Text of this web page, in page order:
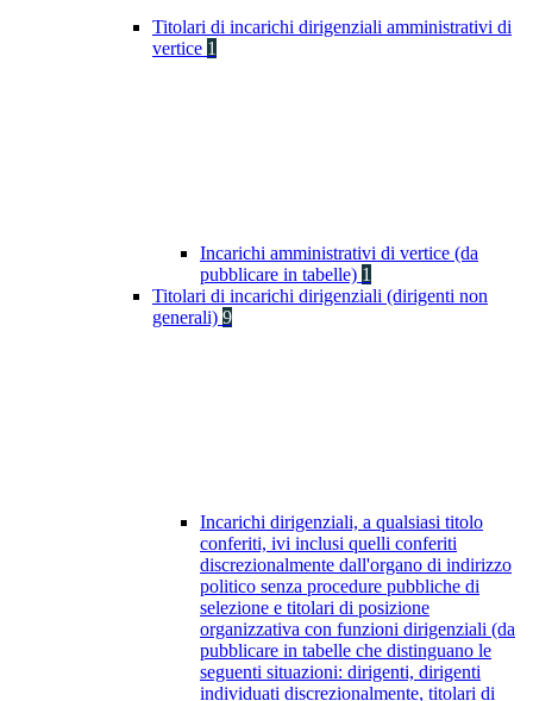
Titolari di incarichi dirigenziali amministrativi di
vertice 1
Incarichi amministrativi di vertice (da
pubblicare in tabelle) 1
Titolari di incarichi dirigenziali (dirigenti non
generali) 9
Incarichi dirigenziali, a qualsiasi titolo
conferiti, ivi inclusi quelli conferiti
discrezionalmente dall'organo di indirizzo
politico senza procedure pubbliche di
selezione e titolari di posizione
organizzativa con funzioni dirigenziali (da
pubblicare in tabelle che distinguano le
seguenti situazioni: dirigenti, dirigenti
individuati discrezionalmente, titolari di